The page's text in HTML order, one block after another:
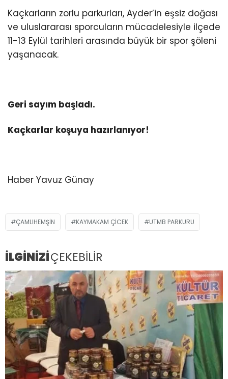
Kaçkarların zorlu parkurları, Ayder’in eşsiz doğası
ve uluslararası sporcuların mücadelesiyle ilçede
11-13 Eylül tarihleri arasında büyük bir spor şöleni
yaşanacak.
Geri sayım başladı.
Kaçkarlar koşuya hazırlanıyor!
Haber Yavuz Günay
ÇAMLIHEMŞIN KAYMAKAM ÇICEK UTMB PARKURU
İLGİNİZİÇEKEBİLİR